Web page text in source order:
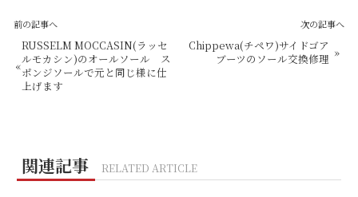
前の記事へ
«
RUSSELM MOCCASIN(ラッセ
ルモカシン)のオールソール ス
ポンジソールで元と同じ様に仕
上げます
次の記事へ
Chippewa(チペワ)サイドゴア
ブーツのソール交換修理 »
関連記事 RELATED ARTICLE